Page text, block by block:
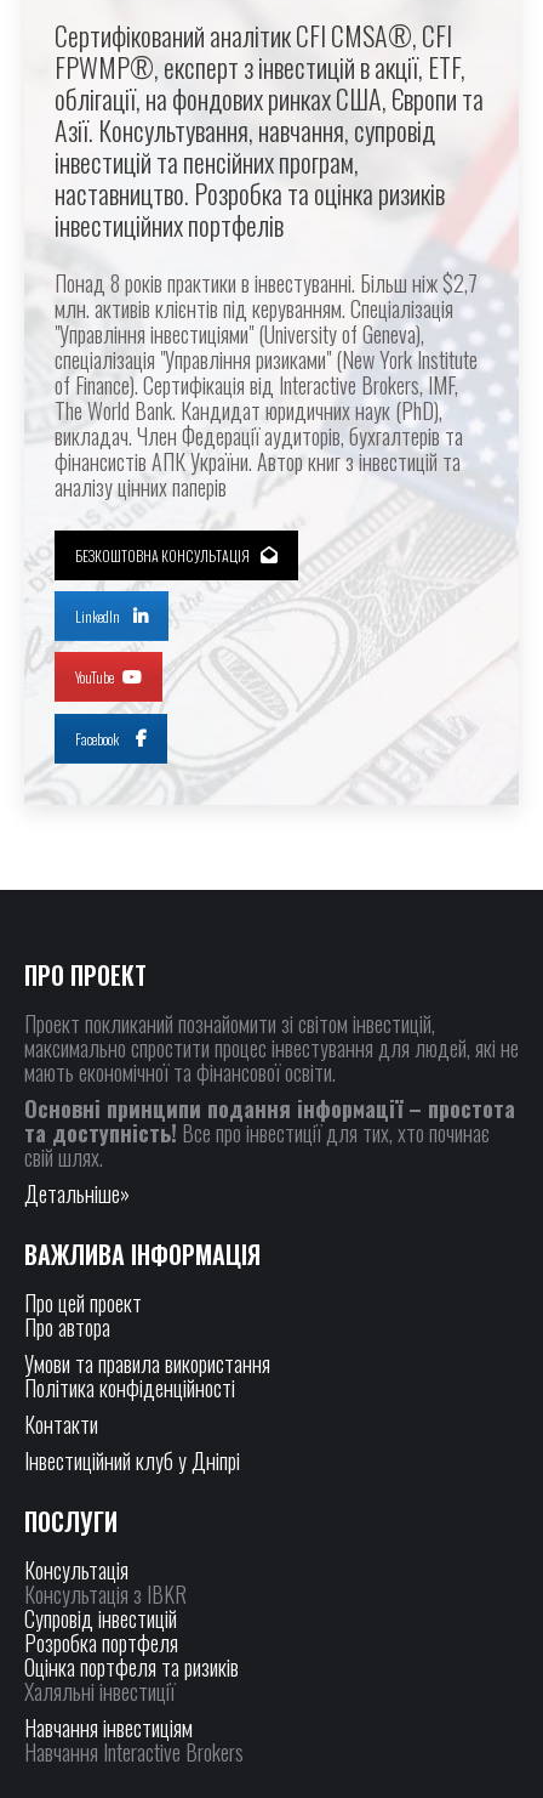
Сертифікований аналітик CFI CMSA®, CFI
FPWMP®, експерт з інвестицій в акції, ETF,
облігації, на фондових ринках США, Європи та
Азії. Консультування, навчання, супровід
інвестицій та пенсійних програм,
наставництво. Розробка та оцінка ризиків
інвестиційних портфелів
Понад 8 років практики в інвестуванні. Більш ніж $2,7
млн. активів клієнтів під керуванням. Спеціалізація
"Управління інвестиціями" (University of Geneva),
спеціалізація "Управління ризиками" (New York Institute
of Finance). Сертифікація від Interactive Brokers, IMF,
The World Bank. Кандидат юридичних наук (PhD),
викладач. Член Федерації аудиторів, бухгалтерів та
фінансистів АПК України. Автор книг з інвестицій та
аналізу цінних паперів
БЕЗКОШТОВНА КОНСУЛЬТАЦІЯ
LinkedIn
YouTube
Facebook
ПРО ПРОЕКТ
Проект покликаний познайомити зі світом інвестицій,
максимально спростити процес інвестування для людей, які не
мають економічної та фінансової освіти.
Основні принципи подання інформації – простота
та доступність! Все про інвестиції для тих, хто починає
свій шлях.
Детальніше»
ВАЖЛИВА ІНФОРМАЦІЯ
Про цей проект
Про автора
Умови та правила використання
Політика конфіденційності
Контакти
Інвестиційний клуб у Дніпрі
ПОСЛУГИ
Консультація
Консультація з IBKR
Супровід інвестицій
Розробка портфеля
Оцінка портфеля та ризиків
Халяльні інвестиції
Навчання інвестиціям
Навчання Interactive Brokers